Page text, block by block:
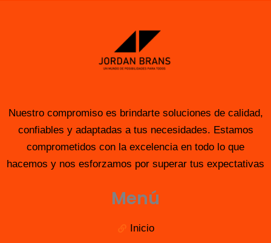
Nuestro compromiso es brindarte soluciones de calidad,
confiables y adaptadas a tus necesidades. Estamos
comprometidos con la excelencia en todo lo que
hacemos y nos esforzamos por superar tus expectativas
Menú
Inicio